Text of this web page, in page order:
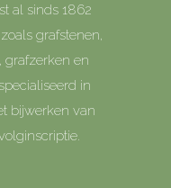
al sinds 1862
grafstenen,
grafzerken en
in
bijwerken van